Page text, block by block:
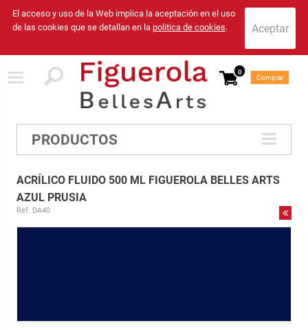
El acceso y uso de la Web implica la aceptación en el uso
de las cookies que se detallan en la politica de cookies.
0
Comprar
PRODUCTOS
ACRÍLICO FLUIDO 500 ML FIGUEROLA BELLES ARTS
AZUL PRUSIA
Ref. DA40